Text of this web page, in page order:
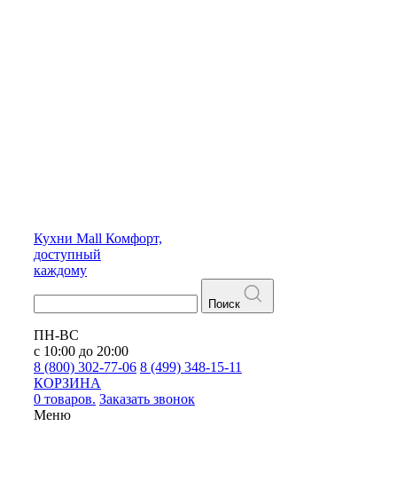
Кухни Mall Комфорт,
доступный
каждому
Поиск
ПН-ВС
с 10:00 до 20:00
8 (800) 302-77-06 8 (499) 348-15-11
КОРЗИНА
0 товаров. Заказать звонок
Меню